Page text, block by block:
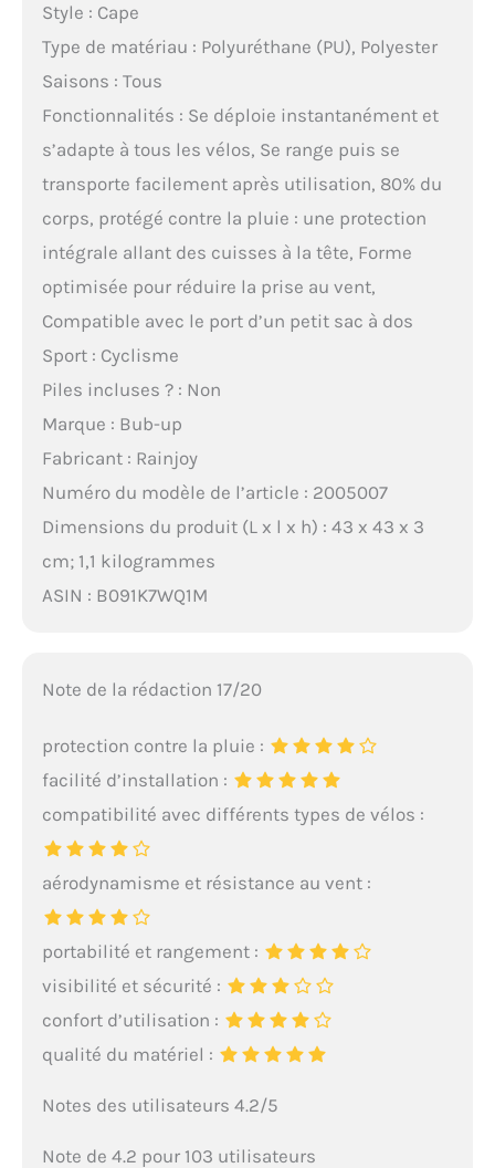
Style : Cape
Type de matériau : Polyuréthane (PU), Polyester
Saisons : Tous
Fonctionnalités : Se déploie instantanément et
s’adapte à tous les vélos, Se range puis se
transporte facilement après utilisation, 80% du
corps, protégé contre la pluie : une protection
intégrale allant des cuisses à la tête, Forme
optimisée pour réduire la prise au vent,
Compatible avec le port d’un petit sac à dos
Sport : Cyclisme
Piles incluses ? : Non
Marque : Bub-up
Fabricant : Rainjoy
Numéro du modèle de l’article : 2005007
Dimensions du produit (L x l x h) : 43 x 43 x 3
cm; 1,1 kilogrammes
ASIN : B091K7WQ1M
Note de la rédaction 17/20
protection contre la pluie :
facilité d’installation :
compatibilité avec différents types de vélos :
aérodynamisme et résistance au vent :
portabilité et rangement :
visibilité et sécurité :
confort d’utilisation :
qualité du matériel :
Notes des utilisateurs 4.2/5
Note de 4.2 pour 103 utilisateurs